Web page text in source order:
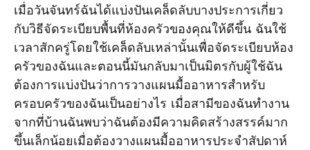
เมื่อวันจันทร์ฉันได้แบ่งปันเคล็ดลับบางประการเกี่ยว
กับวิธีจัดระเบียบพื้นที่ห้องครัวของคุณให้ดีขึ้น ฉันใช้
เวลาสักครู่โดยใช้เคล็ดลับเหล่านั้นเพื่อจัดระเบียบห้อง
ครัวของฉันและตอนนี้มันกลับมาเป็นมิตรกับผู้ใช้ฉัน
ต้องการแบ่งปันว่าการวางแผนมื้ออาหารสําหรับ
ครอบครัวของฉันเป็นอย่างไร เมื่อสามีของฉันทํางาน
จากที่บ้านฉันพบว่าฉันต้องมีความคิดสร้างสรรค์มาก
ขึ้นเล็กน้อยเมื่อต้องวางแผนมื้ออาหารประจําสัปดาห์